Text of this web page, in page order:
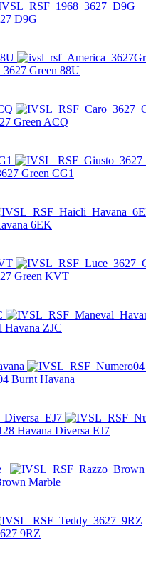
D9G
3627 Green 88U
Green ACQ
Green CG1
6EK
Green KVT
Havana ZJC
Burnt Havana
Havana Diversa EJ7
Marble
9RZ